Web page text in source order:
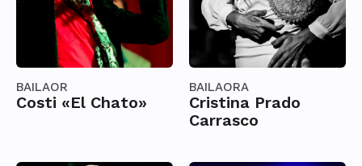
BAILAOR
Costi «El Chato»
BAILAORA
Cristina Prado
Carrasco